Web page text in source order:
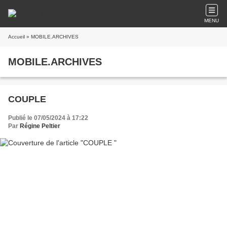
MENU
Accueil » MOBILE.ARCHIVES
MOBILE.ARCHIVES
COUPLE
Publié le 07/05/2024 à 17:22
Par Régine Peltier